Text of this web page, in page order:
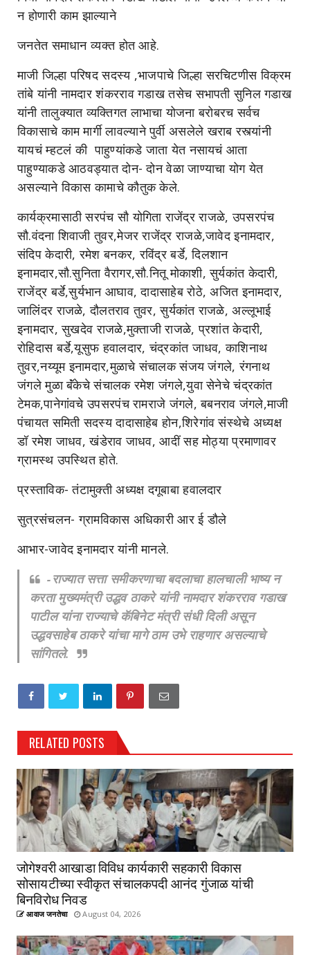
न होणारी काम झाल्याने
जनतेत समाधान व्यक्त होत आहे.
माजी जिल्हा परिषद सदस्य ,भाजपाचे जिल्हा सरचिटणीस विक्रम
तांबे यांनी नामदार शंकरराव गडाख तसेच सभापती सुनिल गडाख
यांनी तालुक्यात व्यक्तिगत लाभाचा योजना बरोबरच सर्वच
विकासाचे काम मार्गी लावल्याने पुर्वी असलेले खराब रस्त्यांनी
यायचं म्हटलं की पाहुण्यांकडे जाता येत नसायचं आता
पाहुण्याकडे आठवड्यात दोन- दोन वेळा जाण्याचा योग येत
असल्याने विकास कामाचे कौतुक केले.
कार्यक्रमासाठी सरपंच सौ योगिता राजेंद्र राजळे, उपसरपंच
सौ.वंदना शिवाजी तुवर,मेजर राजेंद्र राजळे,जावेद इनामदार,
संदिप केदारी, रमेश बनकर, रविंद्र बर्डे, दिलशान
इनामदार,सौ.सुनिता वैरागर,सौ.नितू मोकाशी, सुर्यकांत केदारी,
राजेंद्र बर्डे,सुर्यभान आघाव, दादासाहेब रोठे, अजित इनामदार,
जालिंदर राजळे, दौलतराव तुवर, सुर्यकांत राजळे, अल्लूभाई
इनामदार, सुखदेव राजळे,मुक्ताजी राजळे, प्रशांत केदारी,
रोहिदास बर्डे,यूसुफ हवालदार, चंद्रकांत जाधव, काशिनाथ
तुवर,नय्यूम इनामदार,मुळाचे संचालक संजय जंगले, रंगनाथ
जंगले मुळा बॅंकेचे संचालक रमेश जंगले,युवा सेनेचे चंद्रकांत
टेमक,पानेगांवचे उपसरपंच रामराजे जंगले, बबनराव जंगले,माजी
पंचायत समिती सदस्य दादासाहेब होन,शिरेगांव संस्थेचे अध्यक्ष
डॉ रमेश जाधव, खंडेराव जाधव, आदीं सह मोठ्या प्रमाणावर
ग्रामस्थ उपस्थित होते.
प्रस्ताविक- तंटामुक्ती अध्यक्ष दगूबाबा हवालदार
सुत्रसंचलन- ग्रामविकास अधिकारी आर ई डौले
आभार-जावेद इनामदार यांनी मानले.
-राज्यात सत्ता समीकरणाचा बदलाचा हालचाली भाष्य न
करता मुख्यमंत्री उद्धव ठाकरे यांनी नामदार शंकरराव गडाख
पाटील यांना राज्याचे कॅबिनेट मंत्री संधी दिली असून
उद्धवसाहेब ठाकरे यांचा मागे ठाम उभे राहणार असल्याचे
सांगितले.
RELATED POSTS
जोगेश्वरी आखाडा विविध कार्यकारी सहकारी विकास
सोसायटीच्या स्वीकृत संचालकपदी आनंद गुंजाळ यांची
बिनविरोध निवड
आवाज जनतेचा August 04, 2026